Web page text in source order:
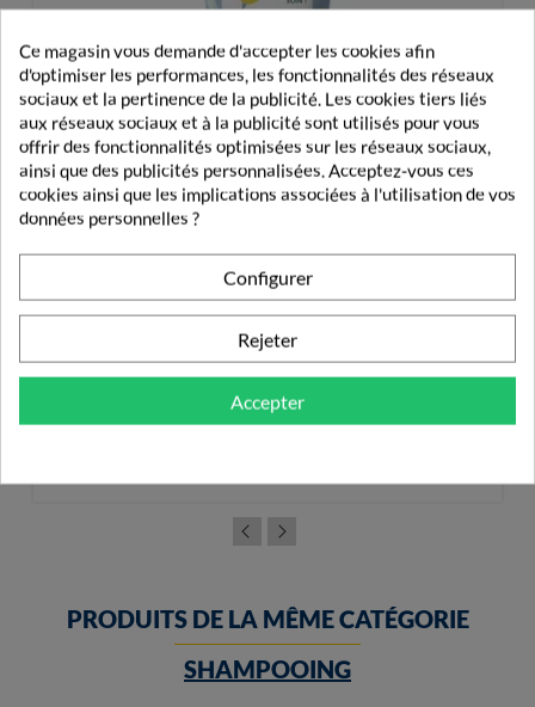
Klorane Bébé Crème Nutritive Cold Cream 40ml
PRODUITS DE LA MÊME CATÉGORIE
SHAMPOOING
Ce magasin vous demande d'accepter les cookies afin
d'optimiser les performances, les fonctionnalités des réseaux
sociaux et la pertinence de la publicité. Les cookies tiers liés
aux réseaux sociaux et à la publicité sont utilisés pour vous
offrir des fonctionnalités optimisées sur les réseaux sociaux,
ainsi que des publicités personnalisées. Acceptez-vous ces
cookies ainsi que les implications associées à l'utilisation de vos
données personnelles ?
Configurer
Rejeter
Accepter